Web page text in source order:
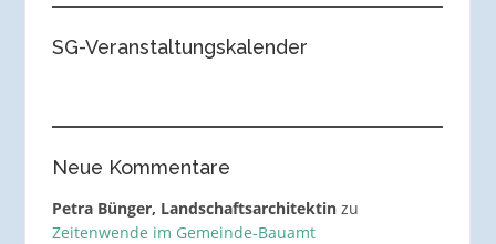
SG-Veranstaltungskalender
Neue Kommentare
Petra Bünger, Landschaftsarchitektinzu
Zeitenwende im Gemeinde-Bauamt